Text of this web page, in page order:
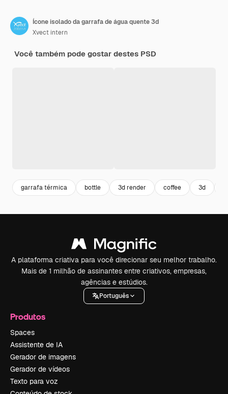
Ícone isolado da garrafa de água quente 3d
Xvect intern
Você também pode gostar destes PSD
garrafa térmica bottle 3d render coffee 3d
A plataforma criativa para você direcionar seu melhor trabalho.
Mais de 1 milhão de assinantes entre criativos, empresas,
agências e estúdios.
Português
Produtos
Spaces
Assistente de IA
Gerador de imagens
Gerador de vídeos
Texto para voz